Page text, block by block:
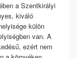
a Szentkirályi
kiváló
külön
van. A
ezért nem